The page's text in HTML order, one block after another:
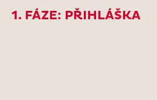
1. FÁZE: PŘIHLÁŠKA